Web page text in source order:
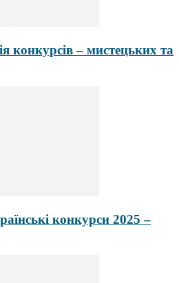
конкурсів – мистецьких та
конкурси 2025 –